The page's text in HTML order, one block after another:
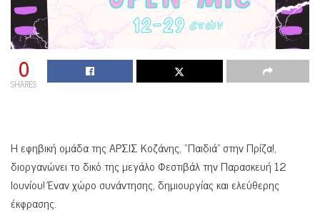
0
SHARES
Η εφηβική ομάδα της ΑΡΣΙΣ Κοζάνης, “Παιδιά” στην Πρίζα!,
διοργανώνει το δικό της μεγάλο Φεστιβάλ την Παρασκευή 12
Ιουνίου! Έναν χώρο συνάντησης, δημιουργίας και ελεύθερης
έκφρασης.